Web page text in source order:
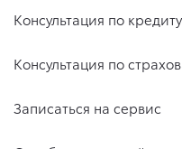
Консультация по кредиту
Консультация по
Записаться на сервис